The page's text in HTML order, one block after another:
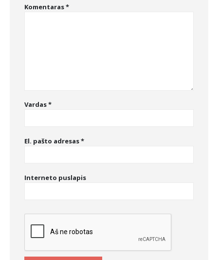
Komentaras*
Vardas*
El. pašto adresas*
Interneto puslapis